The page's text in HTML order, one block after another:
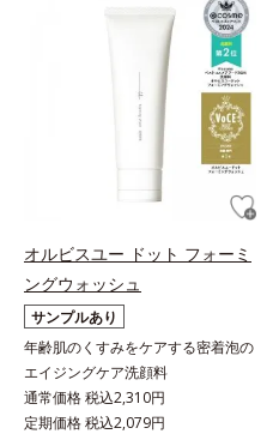
オルビスユー ドット フォーミ
ングウォッシュ
サンプルあり
年齢肌のくすみをケアする密着泡の
エイジングケア洗顔料
通常価格 税込2,310円
定期価格 税込2,079円